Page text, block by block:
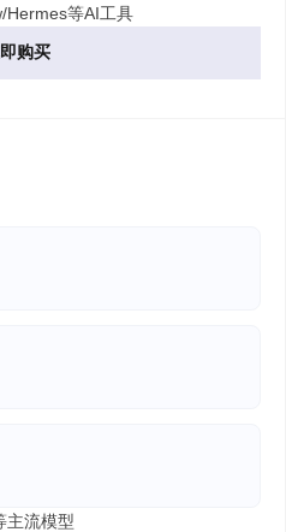
Hermes等AI工具
购买
主流模型